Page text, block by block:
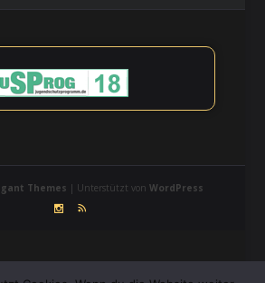
Themes | Unterstützt von WordPress